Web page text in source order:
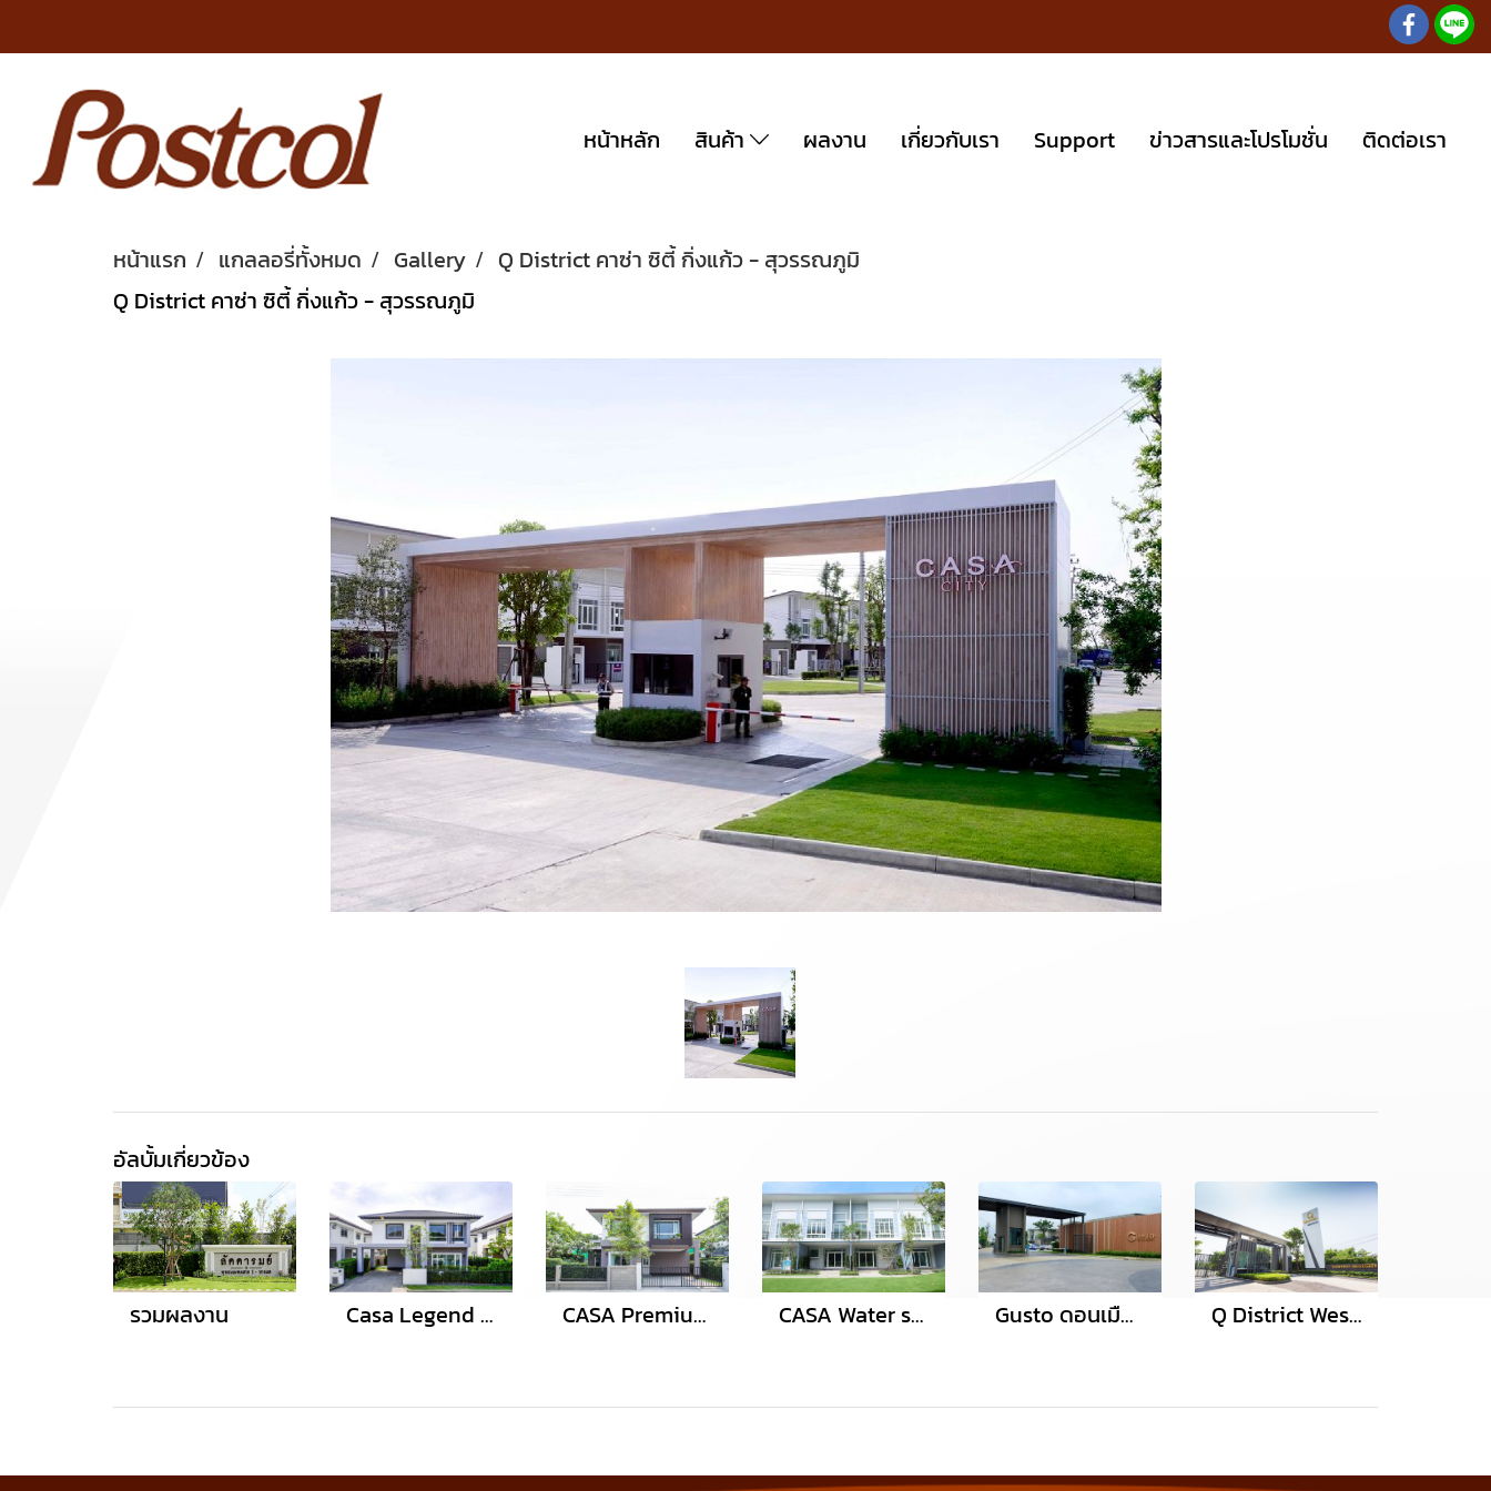
หน้าหลัก สินค้า ผลงาน เกี่ยวกับเรา Support ข่าวสารและโปรโมชั่น ติดต่อเรา
หน้าแรก แกลลอรี่ทั้งหมด Gallery
Q District คาซ่า ซิตี้ กิ่งแก้ว - สุวรรณภูมิ
Q District คาซ่า ซิตี้ กิ่งแก้ว - สุวรรณภูมิ
อัลบั้มเกี่ยวข้อง
รวมผลงาน Casa Legend พระราม 5 - ราชพฤกษ์ CASA Premium ราชพฤกษ์ แจ้งวัฒนะ CASA Water side พระะราม 5 Gusto ดอนเมือง สรงประภา Q District Westgate